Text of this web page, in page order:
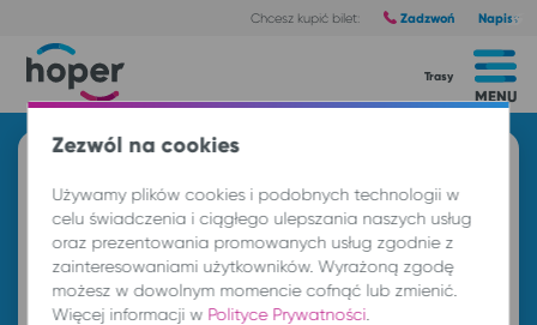
Chcesz kupić bilet: Zadzwoń Napisz
MENU
Trasy
DO
Zezwól na cookies
Używamy plików cookies i podobnych technologii w
celu świadczenia i ciągłego ulepszania naszych usług
oraz prezentowania promowanych usług zgodnie z
zainteresowaniami użytkowników. Wyrażoną zgodę
możesz w dowolnym momencie cofnąć lub zmienić.
Więcej informacji w Polityce Prywatności